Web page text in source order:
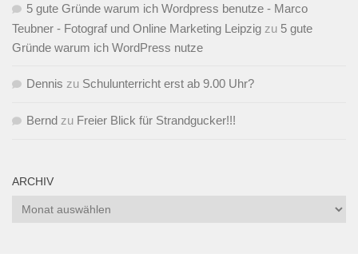
5 gute Gründe warum ich Wordpress benutze - Marco
Teubner - Fotograf und Online Marketing Leipzig zu 5 gute
Gründe warum ich WordPress nutze
Dennis zu Schulunterricht erst ab 9.00 Uhr?
Bernd zu Freier Blick für Strandgucker!!!
ARCHIV
Archiv